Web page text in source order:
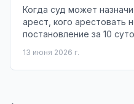
Когда суд может
арест, кого арестовать
постановление за 10
13 июня 2026 г.